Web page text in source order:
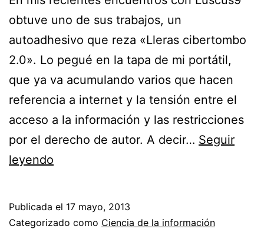
obtuve uno de sus trabajos, un
autoadhesivo que reza «Lleras cibertombo
2.0». Lo pegué en la tapa de mi portátil,
que ya va acumulando varios que hacen
referencia a internet y la tensión entre el
acceso a la información y las restricciones
por el derecho de autor. A decir… Seguir
leyendo
a
Publicada el 17 mayo, 2013
Categorizado como Ciencia de la información